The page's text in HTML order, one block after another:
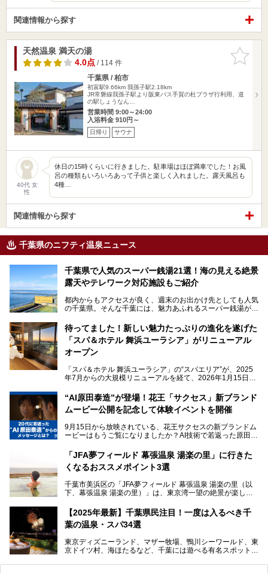
関連情報から探す
お気に入
りに追加
天然温泉 満天の湯
4.0点/ 114 件
千葉県 / 柏市
初富駅9.66km 我孫子駅2.18km
JR常磐線我孫子駅より阪東バス手賀の杜プラザ行利用、道
の駅しょうなん…
営業時間 9:00～24:00
入浴料金 910円～
日帰り サウナ
40代 女
性
休日の15時くらいに行きました。駐車場はほぼ満車でした！お風
呂の種類もいろいろあって子供と楽しく入れました。露天風呂も
4種…
関連情報から探す
千葉県のニフティ温泉ニュース
千葉県で人気のスーパー銭湯21選！海の見える絶景
露天やテレワーク対応施設もご紹介
都内からもアクセスが良く、週末のお出かけ先としても人気
の千葉県。そんな千葉には、魅力あふれるスーパー銭湯がた
「サウナでしっかりととのいたい」「海が見える絶景で非日
常を味わいたい」「子連れでも気兼ねなく1日過ごした
い」。
そんな多様なニーズに応える施設が揃っているため、その日
の目的に合った施設がきっと見つかるはずです。
さらに最近では、24時間営業で深夜まで滞在できる施設
や、テレワーク・コワーキングスペースを備えた仕事もでき
るスパも増えており、ただの入浴施設にとどまらない進化を
本記事では、人気スーパー銭湯から絶景施設、コワーキング
スペースや休憩スペースが充実した施設、子連れファミリー
向けの施設など、目的に合わせたおすすめの施設を紹介しま
す。
ださい。
待ってました！新しい魅力たっぷりの進化を遂げた
「スパ＆ホテル 舞浜ユーラシア」がリニューアル
オープン
「スパ＆ホテル 舞浜ユーラシア」の“スパエリア”が、2025
年7月からの大規模リニューアルを経て、2026年1月15日
新設エリアや生まれ変わった浴場・サウナの魅力を、人気キ
ャラクター「ユーラシわん」と一緒にご紹介します。必見の
───
提供元：SPA＆HOTEL舞浜ユーラシア【PR】
です。
“AI原田泰造”が登場！花王「サクセス」新ブランド
ムービー公開を記念して体験イベントを開催
9月15日から放映されている、花王サクセスの新ブランドム
ービーはもうご覧になりましたか？AI技術で若返った原田泰
伝えるムービーです。公開を記念して、スパメッツァおおた
か竜泉寺の湯にて体験イベントを開催。花王サクセスの製品
が無料で試せるチャンスです！
提供元：花王株式会社【PR】
この記事は花王株式会社商品のPRレポート記事です。
「JFA夢フィールド 幕張温泉 湯楽の里」に行きた
くなるおススメポイント3選
千葉市美浜区の「JFA夢フィールド 幕張温泉 湯楽の里（以
下、幕張温泉 湯楽の里）」は、東京湾一望の絶景が楽しめ
設備も天然温泉の露天風呂、サウナ、岩盤浴のほか、高濃度
炭酸泉、海の見えるお休み処や食事処、展望抜群の屋上ま
で、年代を問わずたっぷり楽しめます。
今回は人気のこの施設の中でも、特におススメしたい3つの
ポイントについて厳選してお届けします。読めばきっと、行
【2025年最新】千葉県民注目！一度は入るべき千
葉の温泉・スパ34選
東京ディズニーランド、マザー牧場、鴨川シーワールド、東
京ドイツ村、海ほたるなど、千葉には遊べる有名スポットが
県で生まれ、千葉県で育ち、つい最近まで千葉在住だった私